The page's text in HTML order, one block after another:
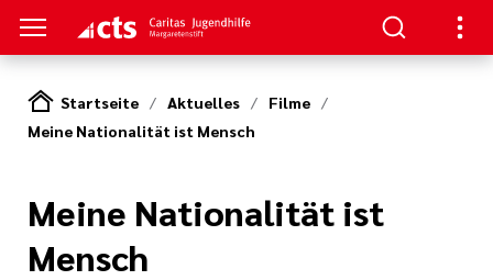
Startseite Aktuelles
Filme
Meine Nationalität ist Mensch
Meine Nationalität ist
Mensch